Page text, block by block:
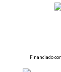
Financiado